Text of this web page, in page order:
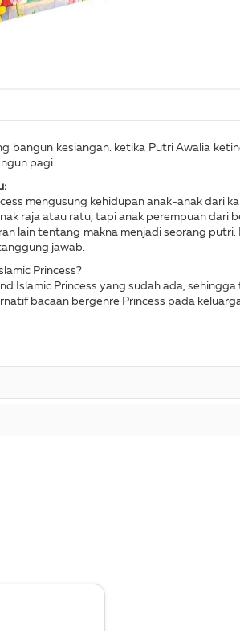
bangun kesiangan. ketika Putri Awalia
pagi.
mengusung kehidupan anak-anak dari
raja atau ratu, tapi anak perempuan dari
lain tentang makna menjadi seorang
jawab.
Princess?
Islamic Princess yang sudah ada,
bacaan bergenre Princess pada